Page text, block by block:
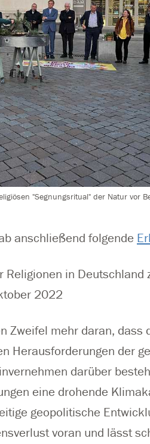
"Segnungsritual" der Natur vor
anschließend folgende
in Deutschland
2022
Zweifel mehr daran, dass
Herausforderungen der
darüber
eine drohende
geopolitische
voran und lässt